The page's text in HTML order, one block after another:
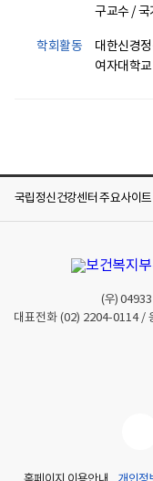
구교수 /
학회활동
대한신경
여자대학
국립정신건강센터 주요사이트
(우)04933
대표전화 (02) 2204-0114/